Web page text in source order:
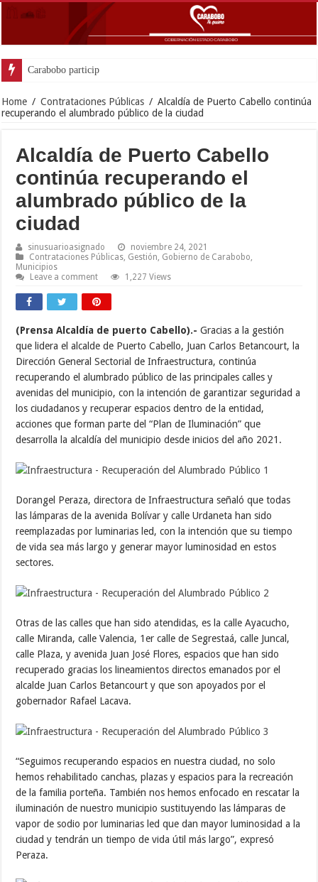
Carabobo participó en Mesa de trabajo presidencial pa
Home / Contrataciones Públicas / Alcaldía de Puerto Cabello continúa
recuperando el alumbrado público de la ciudad
Alcaldía de Puerto Cabello
continúa recuperando el
alumbrado público de la
ciudad
sinusuarioasignado
noviembre 24, 2021
Contrataciones Públicas Gestión Gobierno de Carabobo
Municipios
Leave a comment
1,227 Views
(Prensa Alcaldía de puerto Cabello).- Gracias a la gestión
que lidera el alcalde de Puerto Cabello, Juan Carlos Betancourt, la
Dirección General Sectorial de Infraestructura, continúa
recuperando el alumbrado público de las principales calles y
avenidas del municipio, con la intención de garantizar seguridad a
los ciudadanos y recuperar espacios dentro de la entidad,
acciones que forman parte del “Plan de Iluminación” que
desarrolla la alcaldía del municipio desde inicios del año 2021.
Dorangel Peraza, directora de Infraestructura señaló que todas
las lámparas de la avenida Bolívar y calle Urdaneta han sido
reemplazadas por luminarias led, con la intención que su tiempo
de vida sea más largo y generar mayor luminosidad en estos
sectores.
Otras de las calles que han sido atendidas, es la calle Ayacucho,
calle Miranda, calle Valencia, 1er calle de Segrestaá, calle Juncal,
calle Plaza, y avenida Juan José Flores, espacios que han sido
recuperado gracias los lineamientos directos emanados por el
alcalde Juan Carlos Betancourt y que son apoyados por el
gobernador Rafael Lacava.
“Seguimos recuperando espacios en nuestra ciudad, no solo
hemos rehabilitado canchas, plazas y espacios para la recreación
de la familia porteña. También nos hemos enfocado en rescatar la
iluminación de nuestro municipio sustituyendo las lámparas de
vapor de sodio por luminarias led que dan mayor luminosidad a la
ciudad y tendrán un tiempo de vida útil más largo”, expresó
Peraza.